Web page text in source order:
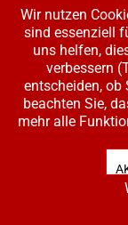
SHOP INFO
Modellbahnladen
Ellerchen 24
55758 Hettenrodt
Germany
+49 (0)
Wir nutzen
sind essenziell
uns helfen,
verbessern
entscheiden, ob
beachten Sie,
mehr alle